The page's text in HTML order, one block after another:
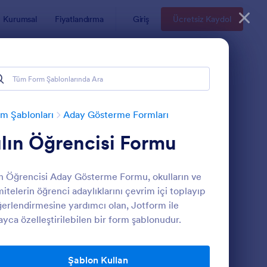
Kurumsal Fiyatlandırma Giriş Ücretsiz Kaydol
Şablonları Aday Gösterme Formları
Öğrencisi Formu
Öğrencisi Aday Gösterme Formu, okulların ve
öğrenci adaylıklarını çevrim içi toplayıp
yardımcı olan, Jotform ile
özelleştirilebilen bir form şablonudur.
Şablon Kullan
Öğretmeni Aday Gösterme Formu
Önizleme: Öğretmen Haftası